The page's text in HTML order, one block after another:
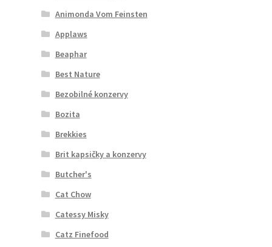
Animonda Vom Feinsten
Applaws
Beaphar
Best Nature
Bezobilné konzervy
Bozita
Brekkies
Brit kapsičky a konzervy
Butcher's
Cat Chow
Catessy Misky
Catz Finefood